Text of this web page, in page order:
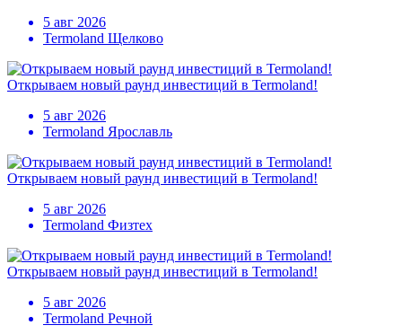
5 авг 2026
Termoland Щелково
Открываем новый раунд инвестиций в Termoland!
5 авг 2026
Termoland Ярославль
Открываем новый раунд инвестиций в Termoland!
5 авг 2026
Termoland Физтех
Открываем новый раунд инвестиций в Termoland!
5 авг 2026
Termoland Речной